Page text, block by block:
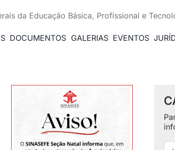
da Educação Básica, Profissional e
DOCUMENTOS GALERIAS EVENTOS